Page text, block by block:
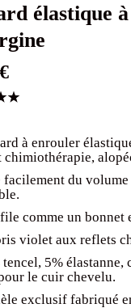
élastique
€
à enrouler
chimiothérapie,
facilement du volume
comme un bonnet
violet aux reflets
tencel, 5% élastanne,
le cuir chevelu.
exclusif fabriqué